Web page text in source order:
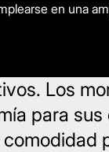
en una
Los
para